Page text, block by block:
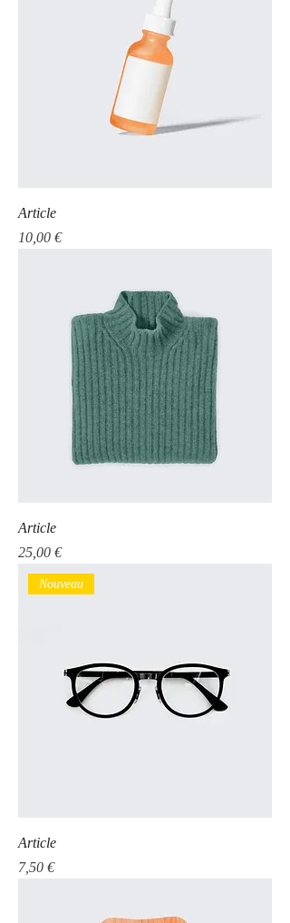
Article
Prix
10,00 €
Article
Prix
25,00 €
Nouveau
Article
Prix
7,50 €